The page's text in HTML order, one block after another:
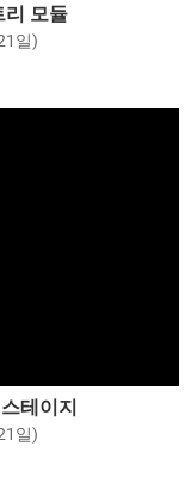
리 모듈
일)
테이지
일)